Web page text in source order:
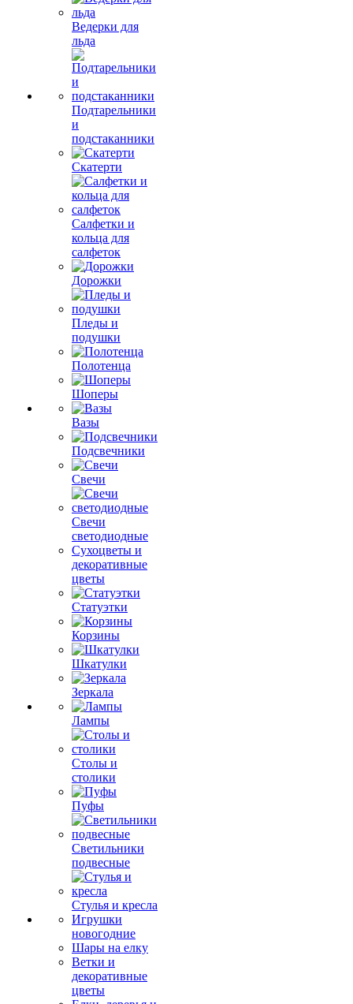
Ведерки для
льда
Подтарельники
и
подстаканники
Скатерти
Салфетки и
кольца для
салфеток
Дорожки
Пледы и
подушки
Полотенца
Шоперы
Вазы
Подсвечники
Свечи
Свечи
светодиодные
Сухоцветы и
декоративные
цветы
Статуэтки
Корзины
Шкатулки
Зеркала
Лампы
Столы и
столики
Пуфы
Светильники
подвесные
Стулья и кресла
Игрушки
новогодние
Шары на елку
Ветки и
декоративные
цветы